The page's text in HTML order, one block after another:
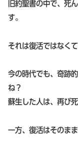
旧約聖書の中で、死
す。
それは復活ではなくて
今の時代でも、奇跡
ね？
蘇生した人は、再び死
一方、復活はそのま